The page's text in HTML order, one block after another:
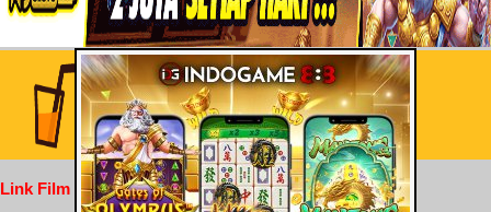
Link Film Dewasa